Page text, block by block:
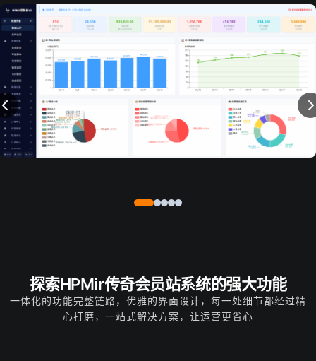
探索HPMir传奇会员站系统的强大功能
一体化的功能完整链路，优雅的界面设计，每一处细节都经过精
心打磨，一站式解决方案，让运营更省心